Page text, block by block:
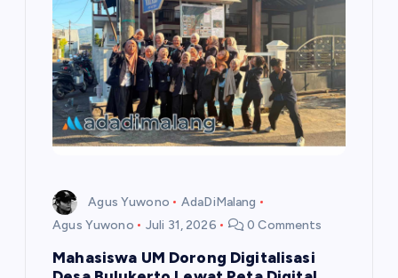
Agus Yuwono
AdaDiMalang
Agus Yuwono
Juli 31, 2026 0 Comments
Mahasiswa UM Dorong Digitalisasi